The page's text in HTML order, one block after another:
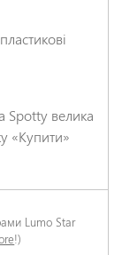
Spotty велика
«Купити»
Lumo Star
!)